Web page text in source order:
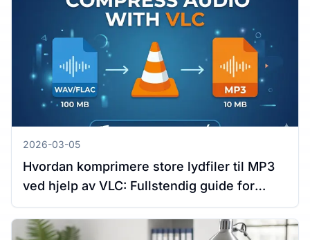
2026-03-05
Hvordan komprimere store lydfiler til MP3
ved hjelp av VLC: Fullstendig guide for
Windows og Mac